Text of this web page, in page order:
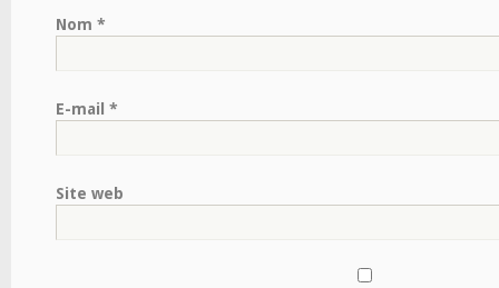
Nom *
E-mail *
Site web